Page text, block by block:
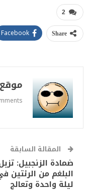
2
Share
Facebook
موقع
المقالة السابقة
ضمادة الزنجبيل:
البلغم من الرئتين
ليلة واحدة وتعالج